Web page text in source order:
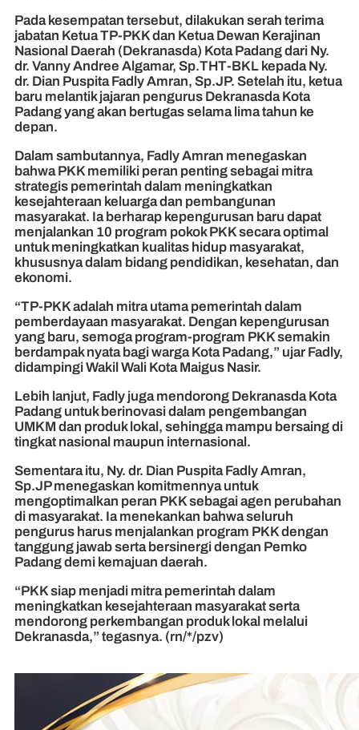
Pada kesempatan tersebut, dilakukan serah terima
jabatan Ketua TP-PKK dan Ketua Dewan Kerajinan
Nasional Daerah (Dekranasda) Kota Padang dari Ny.
dr. Vanny Andree Algamar, Sp.THT-BKL kepada Ny.
dr. Dian Puspita Fadly Amran, Sp.JP. Setelah itu, ketua
baru melantik jajaran pengurus Dekranasda Kota
Padang yang akan bertugas selama lima tahun ke
depan.
Dalam sambutannya, Fadly Amran menegaskan
bahwa PKK memiliki peran penting sebagai mitra
strategis pemerintah dalam meningkatkan
kesejahteraan keluarga dan pembangunan
masyarakat. Ia berharap kepengurusan baru dapat
menjalankan 10 program pokok PKK secara optimal
untuk meningkatkan kualitas hidup masyarakat,
khususnya dalam bidang pendidikan, kesehatan, dan
ekonomi.
“TP-PKK adalah mitra utama pemerintah dalam
pemberdayaan masyarakat. Dengan kepengurusan
yang baru, semoga program-program PKK semakin
berdampak nyata bagi warga Kota Padang,” ujar Fadly,
didampingi Wakil Wali Kota Maigus Nasir.
Lebih lanjut, Fadly juga mendorong Dekranasda Kota
Padang untuk berinovasi dalam pengembangan
UMKM dan produk lokal, sehingga mampu bersaing di
tingkat nasional maupun internasional.
Sementara itu, Ny. dr. Dian Puspita Fadly Amran,
Sp.JP menegaskan komitmennya untuk
mengoptimalkan peran PKK sebagai agen perubahan
di masyarakat. Ia menekankan bahwa seluruh
pengurus harus menjalankan program PKK dengan
tanggung jawab serta bersinergi dengan Pemko
Padang demi kemajuan daerah.
“PKK siap menjadi mitra pemerintah dalam
meningkatkan kesejahteraan masyarakat serta
mendorong perkembangan produk lokal melalui
Dekranasda,” tegasnya. (rn/*/pzv)